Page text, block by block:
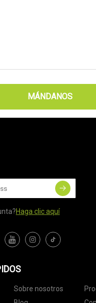
MÁNDANOS
Haga clic aquí
Sobre nosotros